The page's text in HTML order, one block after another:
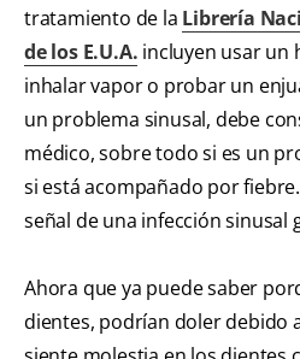
tratamiento de la Librería
de los E.U.A. incluyen usar un
inhalar vapor o probar un
un problema sinusal, debe
médico, sobre todo si es un
si está acompañado por
señal de una infección sinusal
Ahora que ya puede saber
dientes, podrían doler debido